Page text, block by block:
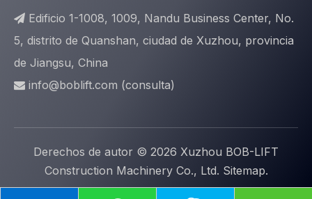
 Edificio 1-1008, 1009, Nandu Business Center, No.
5, distrito de Quanshan, ciudad de Xuzhou, provincia
de Jiangsu, China
 info@boblift.com (consulta)
Derechos de autor © 2026 Xuzhou BOB-LIFT
Construction Machinery Co., Ltd. Sitemap.